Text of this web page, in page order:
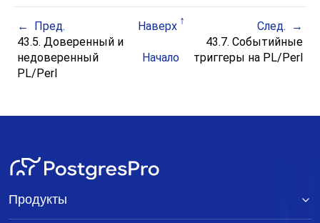
Пред. Наверх
След.
43.5. Доверенный и
недоверенный
PL/Perl
Начало
43.7. Событийные
триггеры на PL/Perl
Продукты